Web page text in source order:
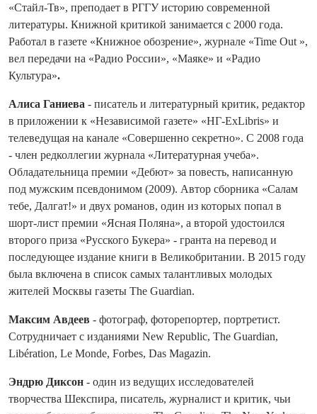
«Стайл-Тв», преподает в РГГУ историю современной
литературы. Книжной критикой занимается с 2000 года.
Работал в газете «Книжное обозрение», журнале «Time Out »,
вел передачи на «Радио России», «Маяке» и «Радио
Культура».
Алиса Ганиева - писатель и литературный критик, редактор
в приложении к «Независимой газете» «НГ-ExLibris» и
телеведущая на канале «Совершенно секретно». С 2008 года
- член редколлегии журнала «Литературная учеба».
Обладательница премии «Дебют» за повесть, написанную
под мужским псевдонимом (2009). Автор сборника «Салам
тебе, Далгат!» и двух романов, один из которых попал в
шорт-лист премии «Ясная Поляна», а второй удостоился
второго приза «Русского Букера» - гранта на перевод и
последующее издание книги в Великобритании. В 2015 году
была включена в список самых талантливых молодых
жителей Москвы газеты The Guardian.
Максим Авдеев - фотограф, фоторепортер, портретист.
Сотрудничает с изданиями New Republic, The Guardian,
Libération, Le Monde, Forbes, Das Magazin.
Эндрю Диксон - один из ведущих исследователей
творчества Шекспира, писатель, журналист и критик, чьи